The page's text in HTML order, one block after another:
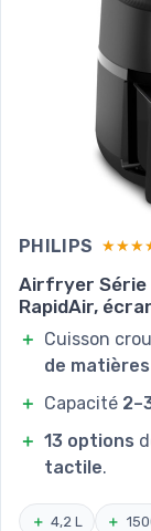
PHILIPS
Airfryer Série
RapidAir,
＋ Cuisson
de
＋ Capacité
＋ 13 options
tactile.
＋ 4,2 L ＋